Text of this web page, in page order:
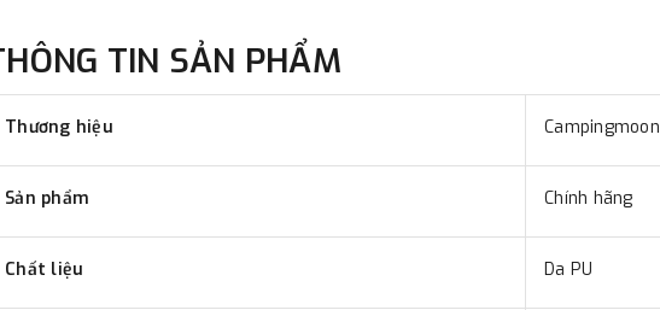
TIN SẢN PHẨM
Thương hiệu Campingmoon
Sản phẩm Chính hãng
Chất liệu Da PU